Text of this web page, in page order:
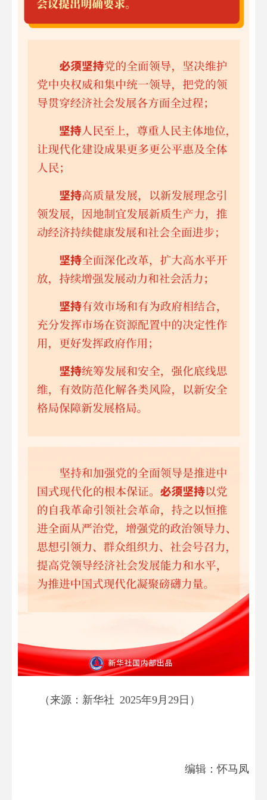
（来源：新华社 2025年9月29日）
编辑：怀马凤